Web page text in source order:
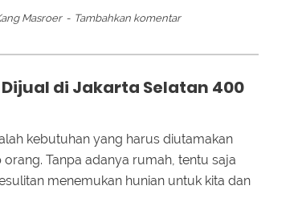
Masroer Tambahkan komentar
di Jakarta Selatan 400
kebutuhan yang harus diutamakan
orang. Tanpa adanya rumah, tentu saja
menemukan hunian untuk kita dan